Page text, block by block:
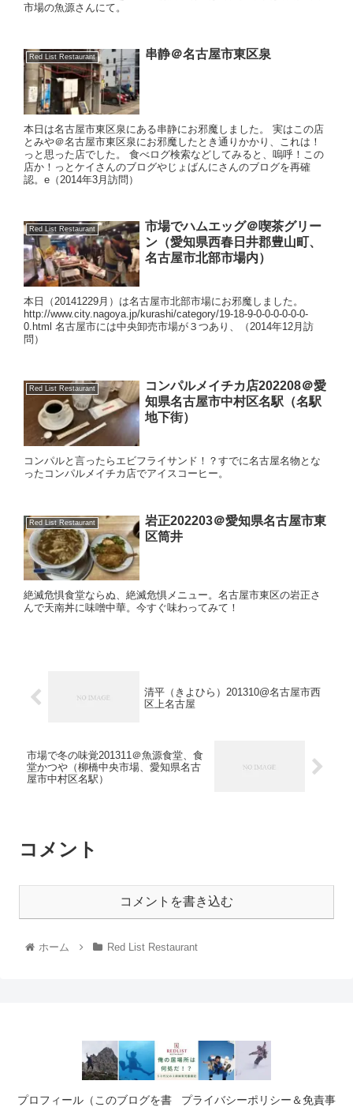
市場の魚源さんにて。
Red List Restaurant 串静＠名古屋市東区泉
本日は名古屋市東区泉にある串静にお邪魔しました。 実はこの店
とみや＠名古屋市東区泉にお邪魔したとき通りかかり、これは！
っと思った店でした。 食べログ検索などしてみると、嗚呼！この
店か！っとケイさんのブログやじょばんにさんのブログを再確
認。e（2014年3月訪問）
Red List Restaurant
市場でハムエッグ＠喫茶グリー
ン（愛知県西春日井郡豊山町、
名古屋市北部市場内）
本日（20141229月）は名古屋市北部市場にお邪魔しました。
http://www.city.nagoya.jp/kurashi/category/19-18-9-0-0-0-0-0-0-
0.html 名古屋市には中央卸売市場が３つあり、（2014年12月訪
問）
Red List Restaurant
コンパルメイチカ店202208＠愛
知県名古屋市中村区名駅（名駅
地下街）
コンパルと言ったらエビフライサンド！？すでに名古屋名物とな
ったコンパルメイチカ店でアイスコーヒー。
Red List Restaurant
岩正202203＠愛知県名古屋市東
区筒井
絶滅危惧食堂ならぬ、絶滅危惧メニュー。名古屋市東区の岩正さ
んで天南丼に味噌中華。今すぐ味わってみて！
清平（きよひら）201310@名古屋市西
区上名古屋
市場で冬の味覚201311＠魚源食堂、食
堂かつや（柳橋中央市場、愛知県名古
屋市中村区名駅）
コメント
コメントを書き込む
ホーム Red List Restaurant
プロフィール（このブログを書 プライバシーポリシー＆免責事